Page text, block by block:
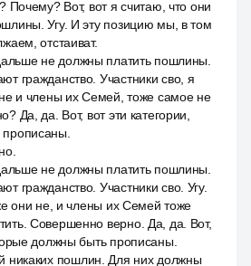
Почему? Вот, вот я считаю, что они
Угу. И эту позицию мы, в том
отстаиват.
не должны платить пошлины.
гражданство. Участники сво, я
и члены их Семей, тоже самое не
Да, да. Вот, вот эти категории,
не должны платить пошлины.
гражданство. Участники сво. Угу.
они не, и члены их Семей тоже
Совершенно верно. Да, да. Вот,
должны быть прописаны.
никаких пошлин. Для них должны